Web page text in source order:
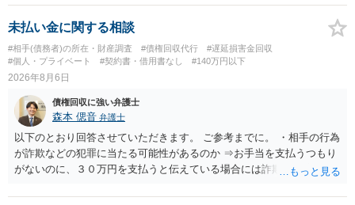
未払い金に関する相談
#相手(債務者)の所在・財産調査 #債権回収代行
#遅延損害金回収
#個人・プライベート
#契約書・借用書なし #140万円以下
2026年8月6日
債権回収に強い弁護士
森本 偲音 弁護士
以下のとおり回答させていただきます。 ご参考までに。 ・相手の行為
が詐欺などの犯罪に当たる可能性があるのか ⇒お手当を支払うつもり
がないのに、３０万円を支払うと伝えている場合には詐欺罪に該当す
段が取れるのか ⇒契約に基づく履行請求として３０万円を請求するこ